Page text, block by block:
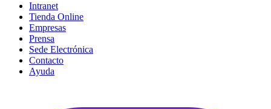
Intranet
Tienda Online
Empresas
Prensa
Sede Electrónica
Contacto
Ayuda